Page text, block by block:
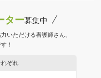
ター募集中
いただける看護師さん、
！
ぞれ